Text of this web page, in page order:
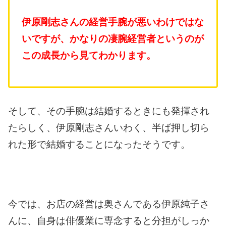
伊原剛志さんの経営手腕が悪いわけではな
いですが、かなりの凄腕経営者というのが
この成長から見てわかります。
そして、その手腕は結婚するときにも発揮され
たらしく、伊原剛志さんいわく、半ば押し切ら
れた形で結婚することになったそうです。
今では、お店の経営は奥さんである伊原純子さ
んに、自身は俳優業に専念すると分担がしっか